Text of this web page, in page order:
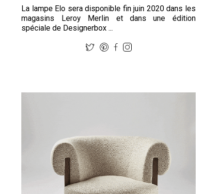
La lampe Elo sera disponible fin juin 2020 dans les
magasins Leroy Merlin et dans une édition
spéciale de Designerbox ...